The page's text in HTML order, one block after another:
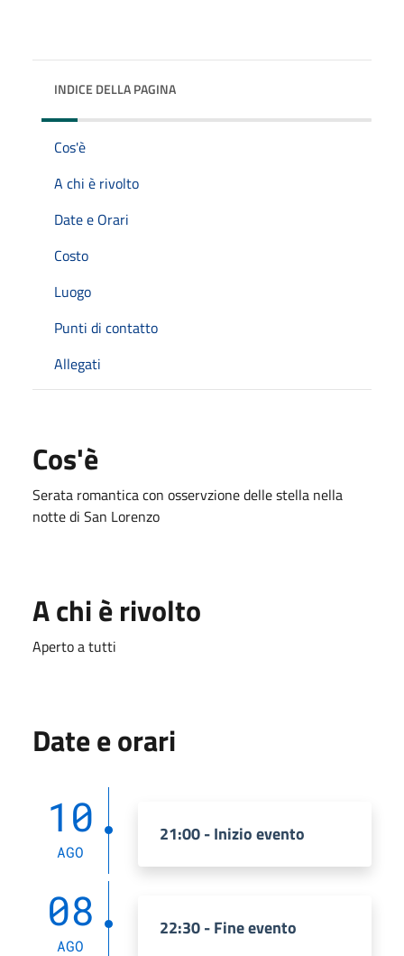
INDICE DELLA PAGINA
Cos'è
A chi è rivolto
Date e Orari
Costo
Luogo
Punti di contatto
Allegati
Cos'è
Serata romantica con osservzione delle stella nella
notte di San Lorenzo
A chi è rivolto
Aperto a tutti
Date e orari
10
AGO
21:00 - Inizio evento
08
AGO
22:30 - Fine evento